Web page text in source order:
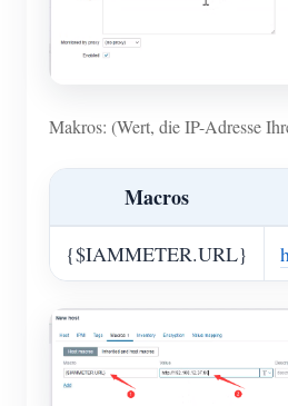
Makros: (Wert, die IP-Adresse
Macros
{$IAMMETER.URL}